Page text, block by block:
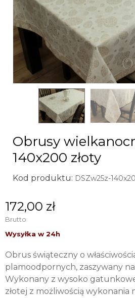
Obrusy
140x200 złoty
Kod produktu: DSZw25z-
172,00 zł
Brutto
Obrus świąteczny o
plamoodpornych, zaszywany
Wykonany z wysoko
złotej z możliwością wykonania